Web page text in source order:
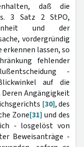
daß die
3 Satz 2 StPO,
und der
vordergründig
lassen, so
fehlender
-
auf die
Deren Angängigkeit
[30], des
Zone[31] und des
- losgelöst von
Beweisanträge -